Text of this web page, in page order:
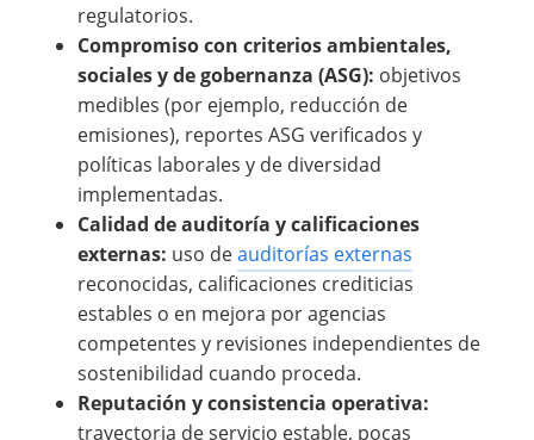
regulatorios.
Compromiso con criterios ambientales,
sociales y de gobernanza (ASG): objetivos
medibles (por ejemplo, reducción de
emisiones), reportes ASG verificados y
políticas laborales y de diversidad
implementadas.
Calidad de auditoría y calificaciones
externas: uso deauditorías externas
reconocidas, calificaciones crediticias
estables o en mejora por agencias
competentes y revisiones independientes de
sostenibilidad cuando proceda.
Reputación y consistencia operativa:
trayectoria de servicio estable, pocas